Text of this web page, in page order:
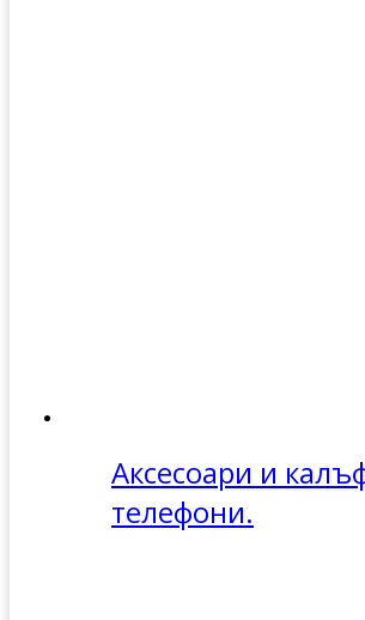
Аксесоари и
телефони.